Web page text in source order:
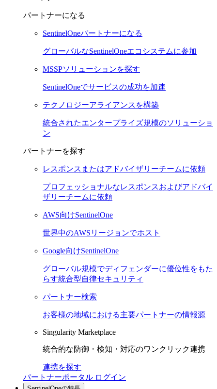
パートナーになる
SentinelOneパートナーになる
グローバルなSentinelOneエコシステムに参加
MSSPソリューションを探す
SentinelOneでサービスの成功を加速
テクノロジーアライアンスを構築
統合されたエンタープライズ規模のソリューショ
ン
パートナーを探す
レスポンスまたはアドバイザリーチームに依頼
プロフェッショナルなレスポンスおよびアドバイ
ザリーチームに依頼
AWS向けSentinelOne
世界中のAWSリージョンでホスト
Google向けSentinelOne
グローバル規模でディフェンダーに優位性をもた
らす統合型自律セキュリティ
パートナー検索
お客様の地域における主要パートナーの情報源
Singularity Marketplace
統合的な防御・検知・対応のワンクリック連携
連携を探す
パートナーポータル ログイン